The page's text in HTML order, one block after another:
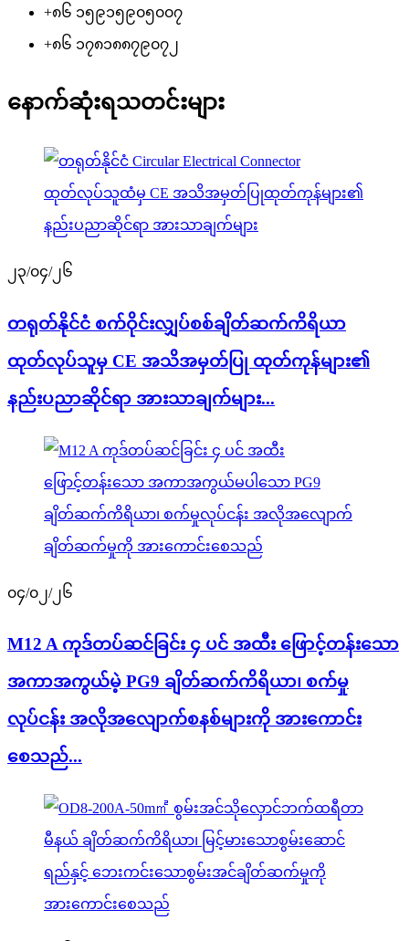
+၈၆ ၁၅၉၁၅၉၀၅၀၀၇
+၈၆ ၁၇၈၁၈၈၇၉၀၇၂
နောက်ဆုံးရသတင်းများ
၂၃/၀၄/၂၆
တရုတ်နိုင်ငံ စက်ဝိုင်းလျှပ်စစ်ချိတ်ဆက်ကိရိယာ
ထုတ်လုပ်သူမှ CE အသိအမှတ်ပြု ထုတ်ကုန်များ၏
နည်းပညာဆိုင်ရာ အားသာချက်များ...
၀၄/၀၂/၂၆
M12 A ကုဒ်တပ်ဆင်ခြင်း ၄ ပင် အထီး ဖြောင့်တန်းသော
အကာအကွယ်မဲ့ PG9 ချိတ်ဆက်ကိရိယာ၊ စက်မှု
လုပ်ငန်း အလိုအလျောက်စနစ်များကို အားကောင်း
စေသည်...